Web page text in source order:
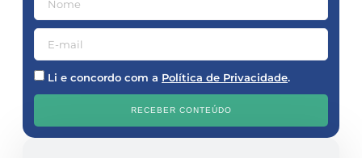
Li e concordo com a Política de Privacidade.
RECEBER CONTEÚDO